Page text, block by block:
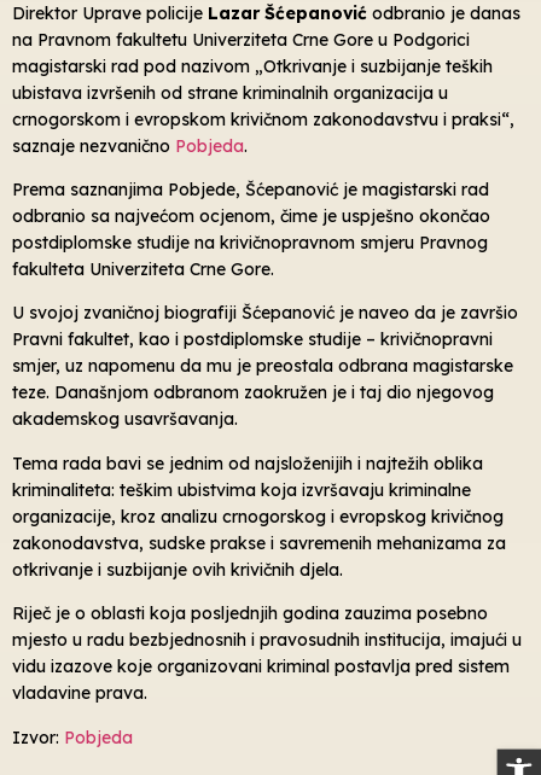
Direktor Uprave policije Lazar Šćepanović odbranio je danas
na Pravnom fakultetu Univerziteta Crne Gore u Podgorici
magistarski rad pod nazivom „Otkrivanje i suzbijanje teških
ubistava izvršenih od strane kriminalnih organizacija u
crnogorskom i evropskom krivičnom zakonodavstvu i praksi“,
saznaje nezvanično Pobjeda.
Prema saznanjima Pobjede, Šćepanović je magistarski rad
odbranio sa najvećom ocjenom, čime je uspješno okončao
postdiplomske studije na krivičnopravnom smjeru Pravnog
fakulteta Univerziteta Crne Gore.
U svojoj zvaničnoj biografiji Šćepanović je naveo da je završio
Pravni fakultet, kao i postdiplomske studije – krivičnopravni
smjer, uz napomenu da mu je preostala odbrana magistarske
teze. Današnjom odbranom zaokružen je i taj dio njegovog
akademskog usavršavanja.
Tema rada bavi se jednim od najsloženijih i najtežih oblika
kriminaliteta: teškim ubistvima koja izvršavaju kriminalne
organizacije, kroz analizu crnogorskog i evropskog krivičnog
zakonodavstva, sudske prakse i savremenih mehanizama za
otkrivanje i suzbijanje ovih krivičnih djela.
Riječ je o oblasti koja posljednjih godina zauzima posebno
mjesto u radu bezbjednosnih i pravosudnih institucija, imajući u
vidu izazove koje organizovani kriminal postavlja pred sistem
vladavine prava.
Izvor: Pobjeda